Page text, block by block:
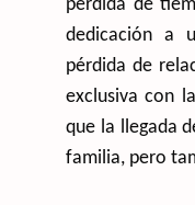
pérdida de
dedicación a
pérdida de
exclusiva con
que la llegada
familia, pero